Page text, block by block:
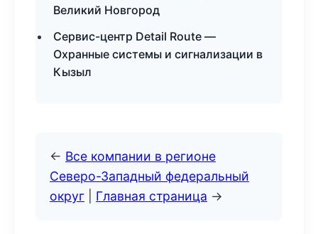
Великий Новгород
Сервис-центр Detail Route —
Охранные системы и сигнализации в
Кызыл
← Все компании в регионе
Северо-Западный федеральный
округ
Главная страница →